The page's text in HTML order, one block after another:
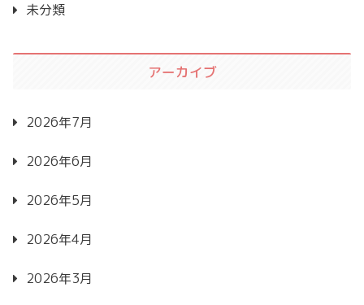
未分類
アーカイブ
2026年7月
2026年6月
2026年5月
2026年4月
2026年3月